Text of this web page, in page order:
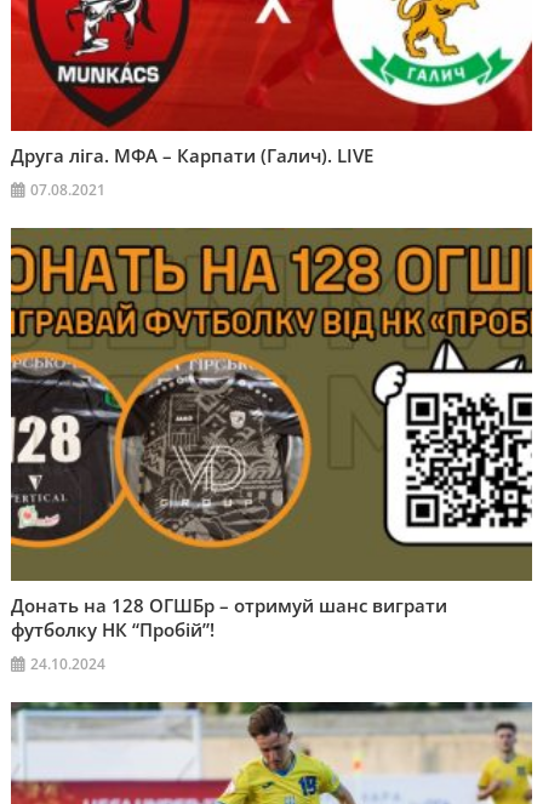
Друга ліга. МФА – Карпати (Галич). LIVE
07.08.2021
Донать на 128 ОГШБр – отримуй шанс виграти
футболку НК “Пробій”!
24.10.2024